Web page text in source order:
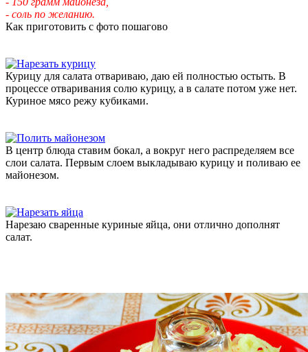
- соль по желанию.
Как приготовить с фото пошагово
Курицу для салата отвариваю, даю ей полностью остыть. В
процессе отваривания солю курицу, а в салате потом уже нет.
Куриное мясо режу кубиками.
В центр блюда ставим бокал, а вокруг него распределяем все
слои салата. Первым слоем выкладываю курицу и поливаю ее
майонезом.
Нарезаю сваренные куриные яйца, они отлично дополнят
салат.